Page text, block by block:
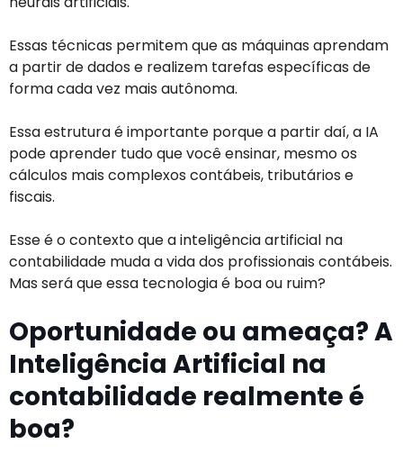
Essas técnicas permitem que as máquinas aprendam
a partir de dados e realizem tarefas específicas de
forma cada vez mais autônoma.
Essa estrutura é importante porque a partir daí, a IA
pode aprender tudo que você ensinar, mesmo os
cálculos mais complexos contábeis, tributários e
fiscais.
Esse é o contexto que a inteligência artificial na
contabilidade muda a vida dos profissionais contábeis.
Mas será que essa tecnologia é boa ou ruim?
Oportunidade ou ameaça? A
Inteligência Artificial na
contabilidade realmente é
boa?